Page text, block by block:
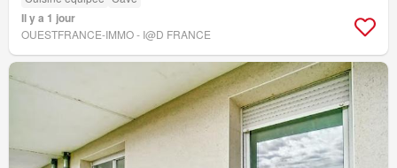
Il y a 1 jour
OUESTFRANCE-IMMO - I@D FRANCE